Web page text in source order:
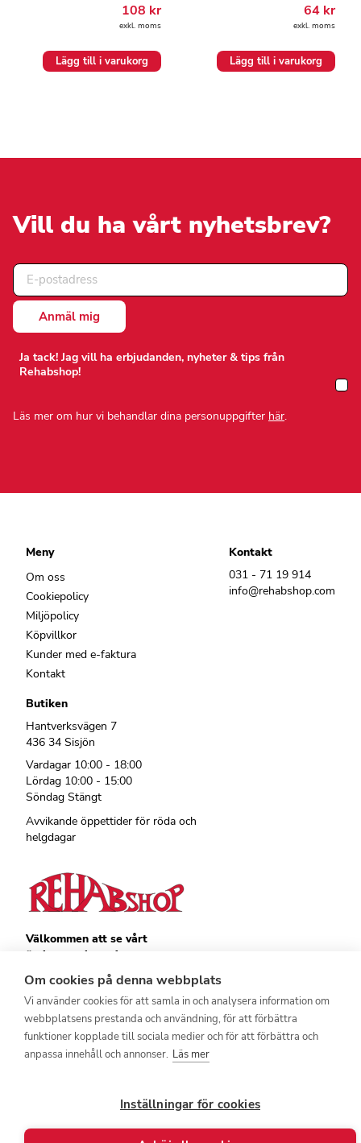
Om cookies på denna webbplats
Vi använder cookies för att samla in och analysera information om
webbplatsens prestanda och användning, för att förbättra
funktioner kopplade till sociala medier och för att förbättra och
anpassa innehåll och annonser. Läs mer
Inställningar för cookies
108 kr
exkl. moms
Lägg till i varukorg
64 kr
exkl. moms
Lägg till i varukorg
Vill du ha vårt nyhetsbrev?
Ja tack! Jag vill ha erbjudanden, nyheter & tips från
Rehabshop!
Läs mer om hur vi behandlar dina personuppgifter här.
Meny
Om oss
Cookiepolicy
Miljöpolicy
Köpvillkor
Kunder med e-faktura
Kontakt
Kontakt
031 - 71 19 914
info@rehabshop.com
Butiken
Hantverksvägen 7
436 34 Sisjön
Vardagar 10:00 - 18:00
Lördag 10:00 - 15:00
Söndag Stängt
Avvikande öppettider för röda och
helgdagar
Välkommen att se vårt
övriga sortiment!
Royalrest
Heatknife
Bauerfeind
Stimulite